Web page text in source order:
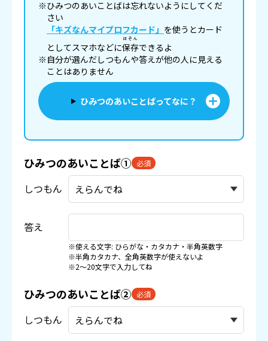
※ひみつのあいことばは忘れないようにしてくだ
さい
「キズなんマイプロフカード」 を使うとカード
としてスマホなどに保存
ほぞん
できるよ
※自分が選んだしつもんや答えが他の人に見える
ことはありません
ひみつのあいことばってなに？
ひみつのあいことば① 必須
しつもん
答え
※使える文字: ひらがな・カタカナ・半角英数字
※半角カタカナ、全角英数字が使えないよ
※2〜20文字で入力してね
ひみつのあいことば② 必須
しつもん